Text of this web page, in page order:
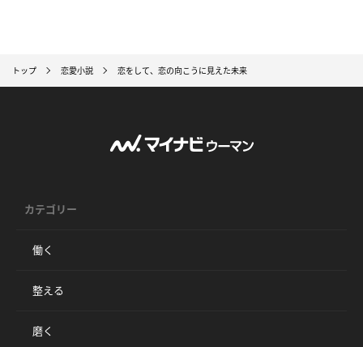
トップ 恋愛小説 恋をして、恋の向こうに見えた未来
カテゴリー
働く
整える
磨く